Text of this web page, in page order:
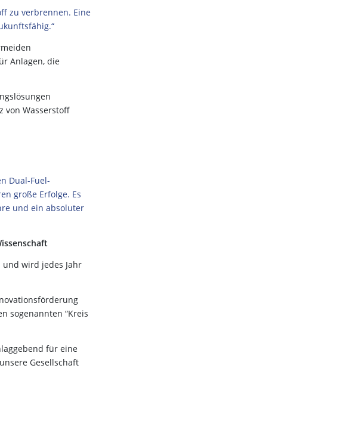
zu verbrennen. Eine
Anlagen, die
von Wasserstoff
Dual-Fuel-
große Erfolge. Es
und ein absoluter
wird jedes Jahr
sogenannten “Kreis
für eine
Gesellschaft